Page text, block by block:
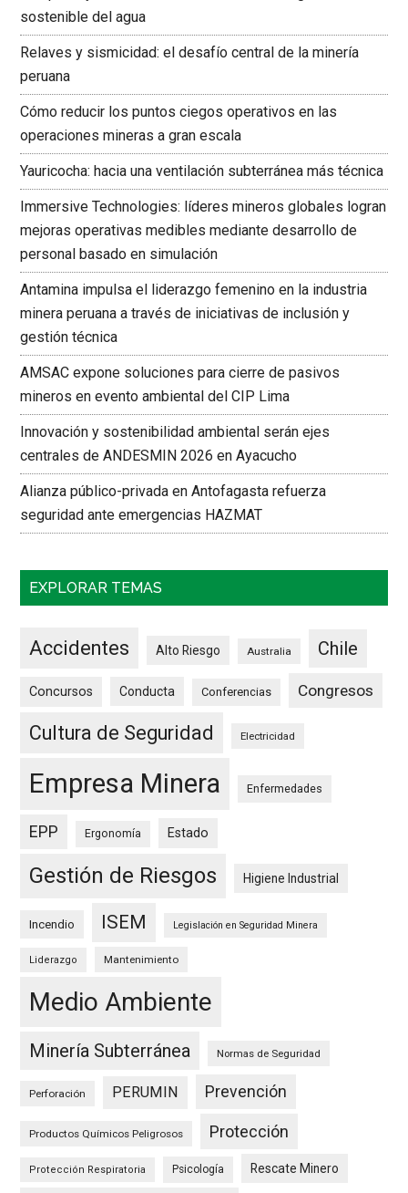
sostenible del agua
Relaves y sismicidad: el desafío central de la minería
peruana
Cómo reducir los puntos ciegos operativos en las
operaciones mineras a gran escala
Yauricocha: hacia una ventilación subterránea más técnica
Immersive Technologies: líderes mineros globales logran
mejoras operativas medibles mediante desarrollo de
personal basado en simulación
Antamina impulsa el liderazgo femenino en la industria
minera peruana a través de iniciativas de inclusión y
gestión técnica
AMSAC expone soluciones para cierre de pasivos
mineros en evento ambiental del CIP Lima
Innovación y sostenibilidad ambiental serán ejes
centrales de ANDESMIN 2026 en Ayacucho
Alianza público-privada en Antofagasta refuerza
seguridad ante emergencias HAZMAT
EXPLORAR TEMAS
Accidentes Alto Riesgo Australia Chile
Concursos Conducta Conferencias Congresos
Cultura de Seguridad Electricidad
Empresa Minera Enfermedades
EPP Ergonomía Estado
Gestión de Riesgos Higiene Industrial
Incendio ISEM Legislación en Seguridad Minera
Liderazgo Mantenimiento
Medio Ambiente
Minería Subterránea Normas de Seguridad
Perforación PERUMIN Prevención
Productos Químicos Peligrosos Protección
Protección Respiratoria Psicología Rescate Minero